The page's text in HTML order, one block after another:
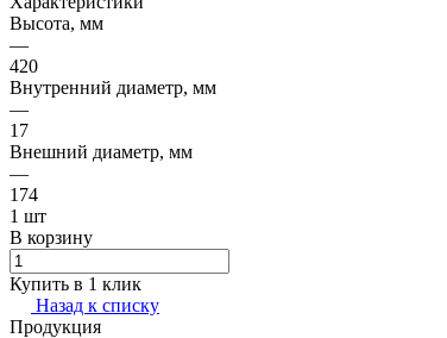
Высота, мм
—
420
Внутренний диаметр, мм
—
17
Внешний диаметр, мм
—
174
1 шт
В корзину
Купить в 1 клик
Назад к списку
Продукция